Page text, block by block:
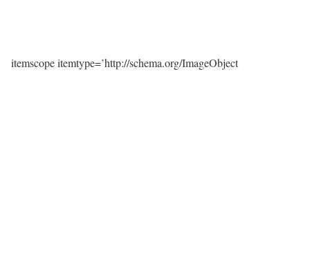
itemscope itemtype=’http://schema.org/ImageObject